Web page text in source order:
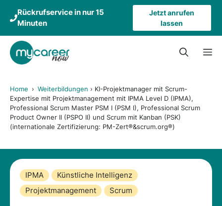
Inhalt
Rückrufservice in nur 15
Minuten
Jetzt anrufen
lassen
Home › Weiterbildungen › KI-Projektmanager mit Scrum-
Expertise mit Projektmanagement mit IPMA Level D (IPMA),
Professional Scrum Master PSM I (PSM I), Professional Scrum
Product Owner II (PSPO II) und Scrum mit Kanban (PSK)
(internationale Zertifizierung: PM-Zert®&scrum.org®)
IPMA
Künstliche Intelligenz
Projektmanagement
Scrum